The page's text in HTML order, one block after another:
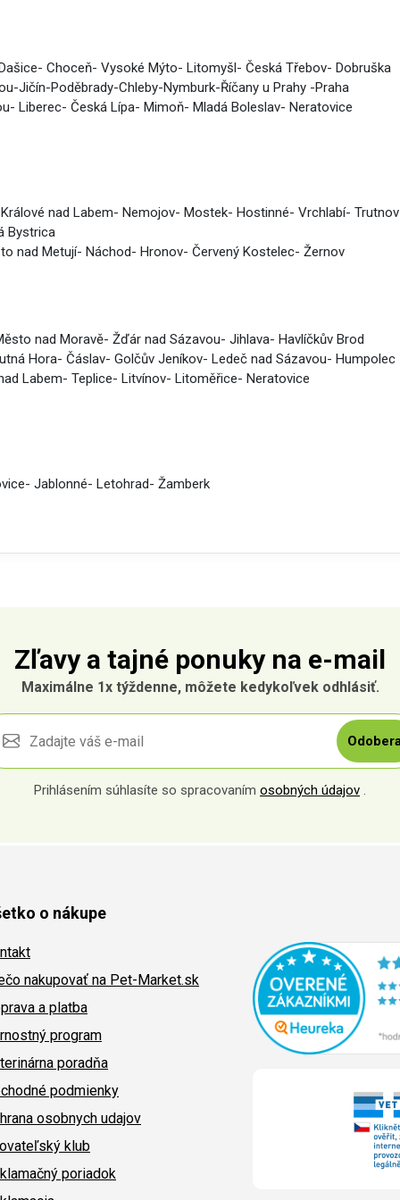
Choceň- Vysoké Mýto- Litomyšl- Česká Třebov- Dobruška
Jičín-Poděbrady-Chleby-Nymburk-Říčany u Prahy -Praha
Liberec- Česká Lípa- Mimoň- Mladá Boleslav- Neratovice
nad Labem- Nemojov- Mostek- Hostinné- Vrchlabí-
Bystrica
nad Metují- Náchod- Hronov- Červený Kostelec- Žernov
nad Moravě- Žďár nad Sázavou- Jihlava- Havlíčkův Brod
Hora- Čáslav- Golčův Jeníkov- Ledeč nad Sázavou- Humpolec
Labem- Teplice- Litvínov- Litoměřice- Neratovice
Jablonné- Letohrad- Žamberk
Zľavy a tajné ponuky na e-mail
Maximálne 1x týždenne, môžete kedykoľvek odhlásiť.
Prihlásením súhlasíte so spracovaním osobných údajov .
o nákupe
nakupovať na Pet-Market.sk
a platba
program
poradňa
podmienky
osobnych udajov
klub
poriadok